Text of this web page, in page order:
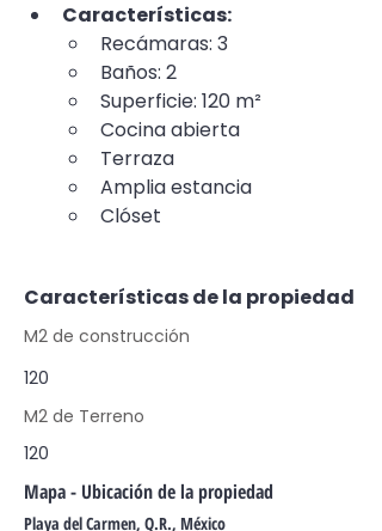
Características:
Recámaras: 3
Baños: 2
Superficie: 120 m²
Cocina abierta
Terraza
Amplia estancia
Clóset
Características de la propiedad
M2 de construcción
120
M2 de Terreno
120
Mapa - Ubicación de la propiedad
Playa del Carmen, Q.R., México